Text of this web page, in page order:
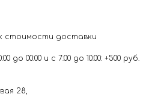
стоимости доставки
00:00 и с 7:00 до 10:00: +500 руб.
28,